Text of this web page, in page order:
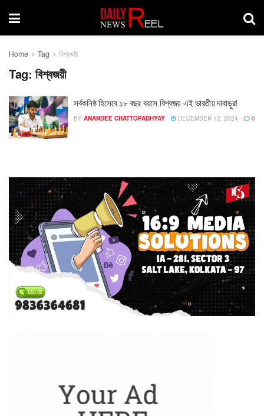
Home Tag বিশ্বজয়ী
Tag: বিশ্বজয়ী
সর্বকনিষ্ঠ হিসেবে ১৮ বছর বয়সে বিশ্বজয় এই ভারতীয় দাবাড়ুর!
BY ANANDEE CHATTOPADHYAY DECEMBER 12, 2024 0